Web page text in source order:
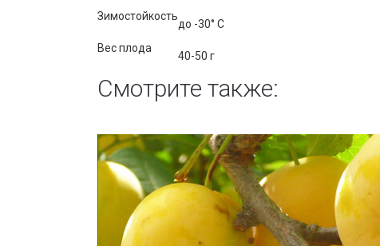
Зимостойкость
до -30° C
Вес плода
40-50 г
Смотрите также: